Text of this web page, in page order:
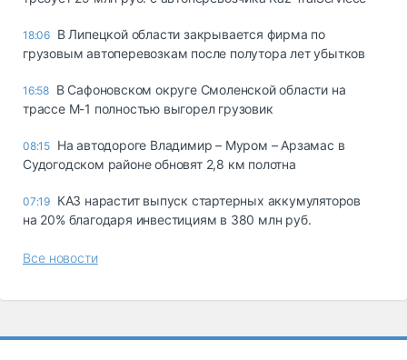
18:06 В Липецкой области закрывается фирма по
грузовым автоперевозкам после полутора лет убытков
16:58 В Сафоновском округе Смоленской области на
трассе М-1 полностью выгорел грузовик
08:15 На автодороге Владимир – Муром – Арзамас в
Судогодском районе обновят 2,8 км полотна
07:19 КАЗ нарастит выпуск стартерных аккумуляторов
на 20% благодаря инвестициям в 380 млн руб.
Все новости